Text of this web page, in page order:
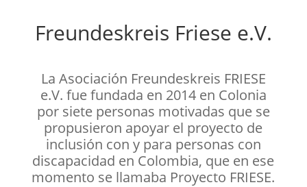
Freundeskreis Friese e.V.
La Asociación Freundeskreis FRIESE
e.V. fue fundada en 2014 en Colonia
por siete personas motivadas que se
propusieron apoyar el proyecto de
inclusión con y para personas con
discapacidad en Colombia, que en ese
momento se llamaba Proyecto FRIESE.